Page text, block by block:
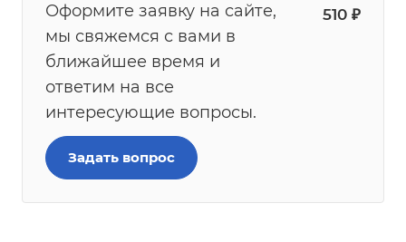
Оформите заявку на сайте,
мы свяжемся с вами в
ближайшее время и
ответим на все
интересующие вопросы.
510 ₽
Задать вопрос